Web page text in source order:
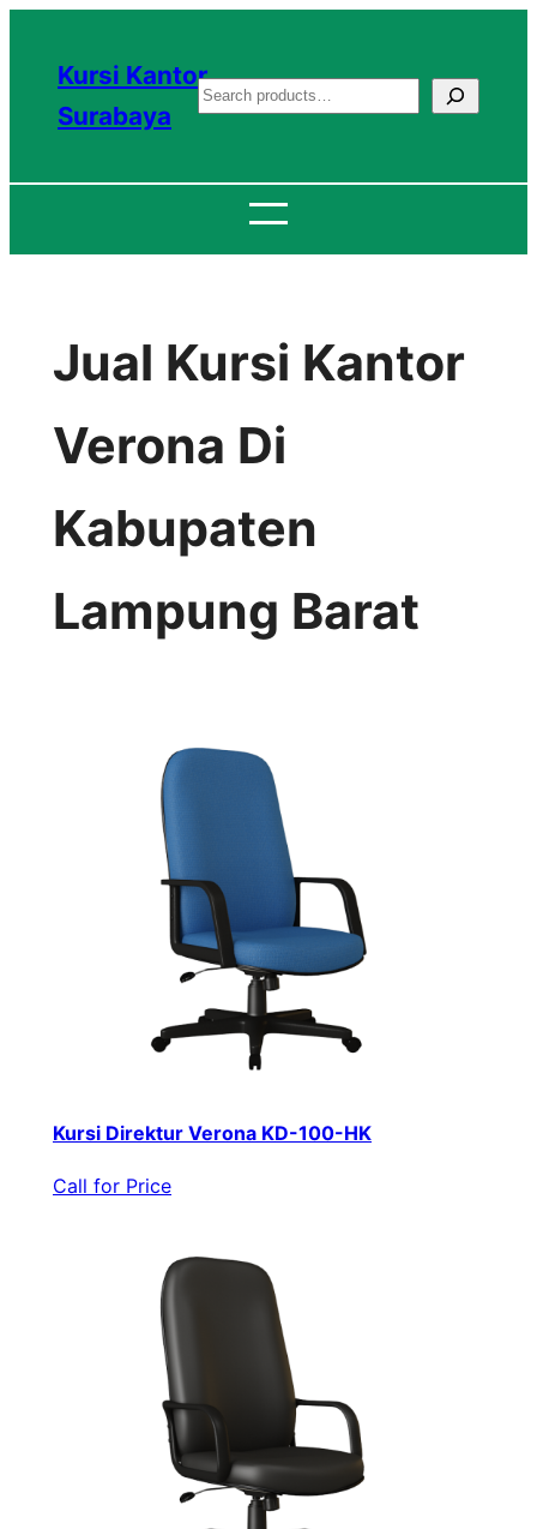
konten
Kursi Kantor
Surabaya
S
a
c
Jual Kursi Kantor
Verona Di
Kabupaten
Lampung Barat
Kursi Direktur Verona KD-100-HK
Call for Price